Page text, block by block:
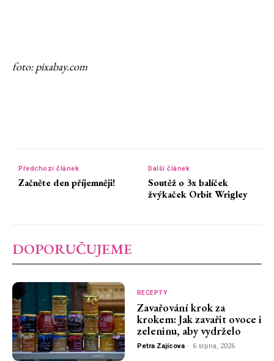
foto: pixabay.com
Předchozí článek
Začněte den příjemněji!
Další článek
Soutěž o 3x balíček
žvýkaček Orbit Wrigley
DOPORUČUJEME
RECEPTY
Zavařování krok za
krokem: Jak zavařit ovoce i
zeleninu, aby vydrželo
Petra Zajícova - 6 srpna, 2026